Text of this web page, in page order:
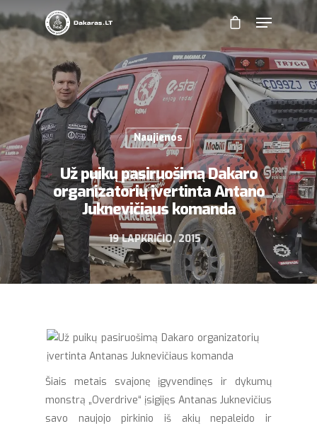
Naujienos
Už puikų pasiruošimą Dakaro
organizatorių įvertinta Antano
Juknevičiaus komanda
19 LAPKRIČIO, 2015
Šiais metais svajonę įgyvendinęs ir dykumų
monstrą „Overdrive“ įsigijęs Antanas Juknevičius
savo naujojo pirkinio iš akių nepaleido ir